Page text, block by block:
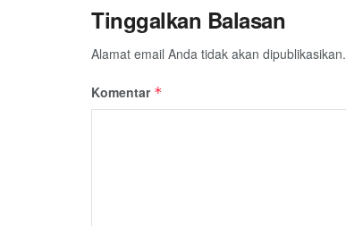
Tinggalkan Balasan
Alamat email Anda tidak akan dipublikasikan.
Komentar *